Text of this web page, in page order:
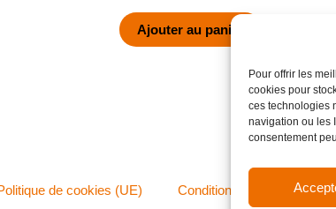
Pour offrir les
cookies pour
ces technologies
navigation ou les
consentement
Ajouter au panier
de cookies (UE) Conditions générales de